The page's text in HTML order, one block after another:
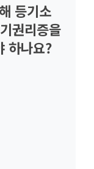
등기소
권리증을
하나요?